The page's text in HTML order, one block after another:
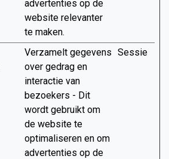
advertenties op de
website relevanter
te maken.
Verzamelt gegevens
over gedrag en
interactie van
bezoekers - Dit
wordt gebruikt om
de website te
optimaliseren en om
advertenties op de
Sessie